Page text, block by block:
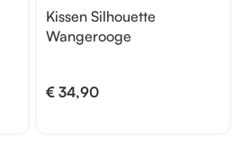
Kissen Silhouette
Wangerooge
€ 34,90